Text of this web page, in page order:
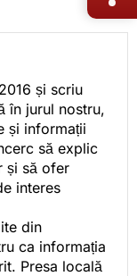
și scriu
în jurul nostru,
și informații
să explic
și să ofer
interes
din
ca informația
Presa locală